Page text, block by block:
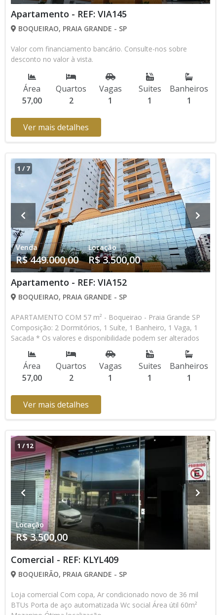
Apartamento - REF: VIA145
BOQUEIRAO, PRAIA GRANDE - SP
Valor com financiamento bancário. Consulte-nos sobre
desconto no valor à vista.
Área
57,00
Quartos
2
Vagas
1
Suites
1
Banheiros
1
Ver mais detalhes
1 / 7
Venda
R$ 449.000,00
Locação
R$ 3.500,00
Apartamento - REF: VIA152
BOQUEIRAO, PRAIA GRANDE - SP
APARTAMENTO COM 57 m² - Boqueirao - Praia Grande SP
Composição: 2 Dormitórios, 1 Suíte, 1 Banheiro, 1 Vaga, 1
Sacada * Os valores e disponibilidade podem ser alterados
sem prévio aviso. Favor verificar entrando em contato com
nossa equipe
Área
57,00
Quartos
2
Vagas
1
Suites
1
Banheiros
1
Ver mais detalhes
1 /12
Locação
R$ 3.500,00
Comercial - REF: KLYL409
BOQUEIRÃO, PRAIA GRANDE - SP
Loja comercial Com copa, Ar condicionado novo de 36 mil
BTUs Porta de aço automatizada Wc social Área útil 60m²